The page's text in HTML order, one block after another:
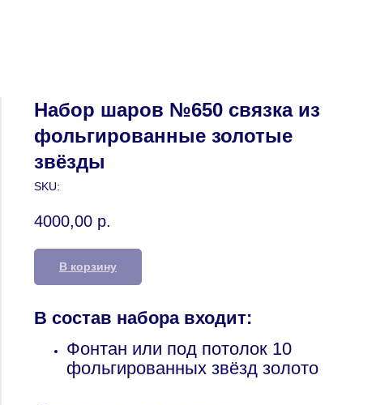
Набор шаров №650 связка из
фольгированные золотые
звёзды
SKU:
4000,00 р.
В корзину
В состав набора входит:
Фонтан или под потолок 10
фольгированных звёзд золото